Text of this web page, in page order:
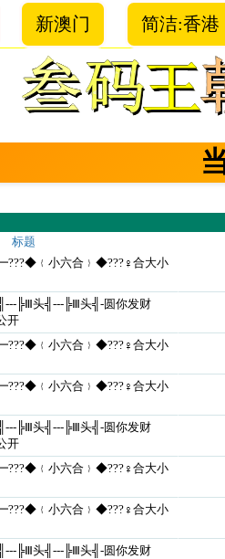
新澳门 简洁:香港
标题
小六合﹜◆???♀合大小
╠Ⅲ头╣---╠Ⅲ头╣-圆你发财
开
小六合﹜◆???♀合大小
小六合﹜◆???♀合大小
╠Ⅲ头╣---╠Ⅲ头╣-圆你发财
开
小六合﹜◆???♀合大小
小六合﹜◆???♀合大小
╠Ⅲ头╣---╠Ⅲ头╣-圆你发财